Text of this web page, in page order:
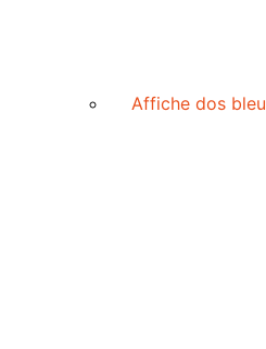
Affiche dos bleu